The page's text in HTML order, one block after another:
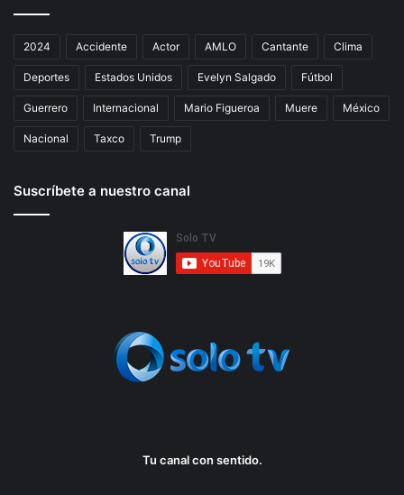
2024 Accidente Actor AMLO Cantante Clima
Deportes Estados Unidos Evelyn Salgado Fútbol
Guerrero Internacional Mario Figueroa Muere México
Nacional Taxco Trump
Suscríbete a nuestro canal
Tu canal con sentido.